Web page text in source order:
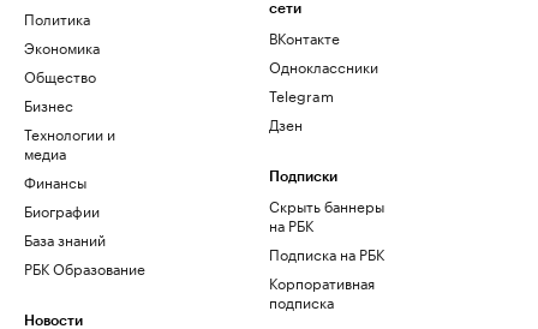
Политика
Экономика
Общество
Бизнес
Технологии и
медиа
Финансы
Биографии
База знаний
РБК Образование
Новости
сети
ВКонтакте
Одноклассники
Telegram
Дзен
Подписки
Скрыть баннеры
на РБК
Подписка на РБК
Корпоративная
подписка